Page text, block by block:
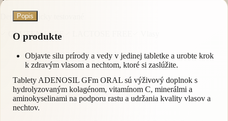
Dermatologicky testované
GLUTEN FREE
Popis
O produkte
Objavte silu prírody a vedy v jedinej tabletke a urobte krok
k zdravým vlasom a nechtom, ktoré si zaslúžite.
Tablety ADENOSIL GFm ORAL sú výživový doplnok s
hydrolyzovaným kolagénom, vitamínom C, minerálmi a
aminokyselinami na podporu rastu a udržania kvality vlasov a
nechtov.